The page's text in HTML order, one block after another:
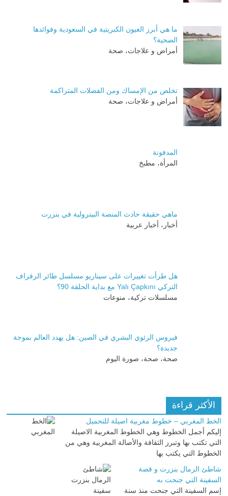
ما هي أبرز العيون الكبريتية في السعودية وفوائدها
الصحية؟
أمراض و علاجات، صحة
تخلص من الإمساك ومن الفضلات المتراكمة
أمراض و علاجات، صحة
المدفونة
المرأة، مطبخ
ماهي حقيقة حادث المنصة البيترولية في بنزرت
أخبار، أخبار عربية
هل طرأت تغييرات على سيناريو مسلسل طائر الرفراف
التركي Yalı Çapkını مع بداية الحلقة 90؟
مسلسلات تركية، منوعات
فيروس الرئوي البشري في الصين: هل يهدد العالم بموجة
جديدة؟
صحة، صحة، صورة اليوم
الأكثر قراءة
الخط المغربي – خطوط مغربية اصيلة للتحميل
إليكم أجمل الخطوط وهي الخطوط المغربية الاصيلة
التي تكتب بها وتبرز الثقافة والأصالة المغربية وهي من
الخطوط التي يكتب بها
شاطئ الرمال بنزرت و قصة
السفينة التي جنحت به
إسم السفينة التي جنحت منذ سنة